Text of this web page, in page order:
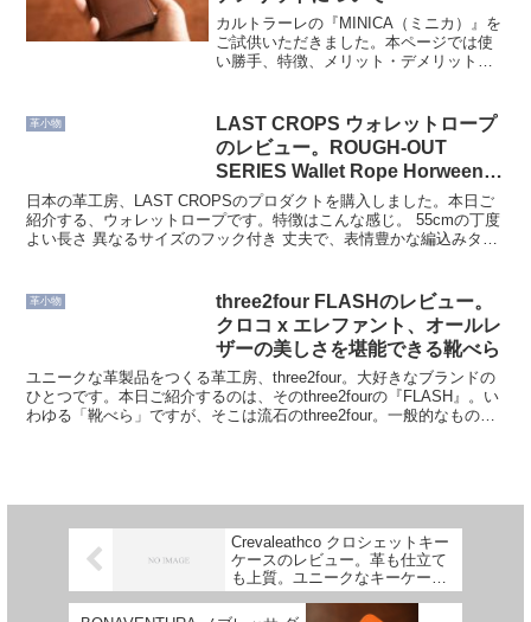
カルトラーレの『MINICA（ミニカ）』を
ご試供いただきました。本ページでは使
い勝手、特徴、メリット・デメリットに
サイズ感。「カードケース」でありつ
つ、「小さい財布」に...
革小物
LAST CROPS ウォレットロープ
のレビュー。ROUGH-OUT
SERIES Wallet Rope Horween
Cordovanの特徴にせまる
日本の革工房、LAST CROPSのプロダクトを購入しました。本日ご
紹介する、ウォレットロープです。特徴はこんな感じ。 55cmの丁度
よい長さ 異なるサイズのフック付き 丈夫で、表情豊かな編込みタイ
革小物
three2four FLASHのレビュー。
クロコ x エレファント、オールレ
ザーの美しさを堪能できる靴べら
ユニークな革製品をつくる革工房、three2four。大好きなブランドの
ひとつです。本日ご紹介するのは、そのthree2fourの『FLASH』。い
わゆる「靴べら」ですが、そこは流石のthree2four。一般的なものと
Crevaleathco クロシェットキー
ケースのレビュー。革も仕立て
も上質。ユニークなキーケース
の使い勝手にせまる